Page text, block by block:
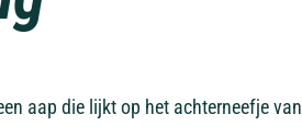
aap die lijkt op het achterneefje van